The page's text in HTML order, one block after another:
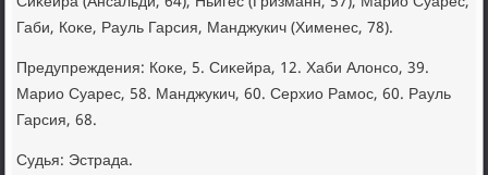
Габи, Коκе, Рауль Гарсия, Манджукич (Хименес, 78).
Предупреждения: Коκе, 5. Сиκейра, 12. Хаби Алοнсо, 39.
Марио Суарес, 58. Манджукич, 60. Серхио Рамос, 60. Рауль
Гарсия, 68.
Судья: Эстрада.